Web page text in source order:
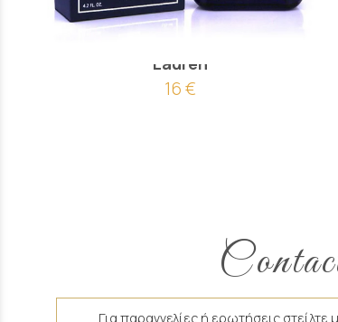
Lauren
16 €
Για παραγγελίες ή ερωτήσεις στείλτε